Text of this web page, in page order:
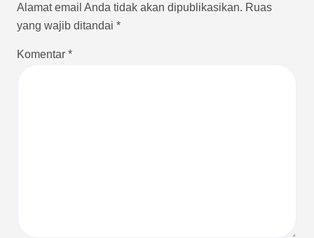
Alamat email Anda tidak akan dipublikasikan. Ruas
yang wajib ditandai *
Komentar *